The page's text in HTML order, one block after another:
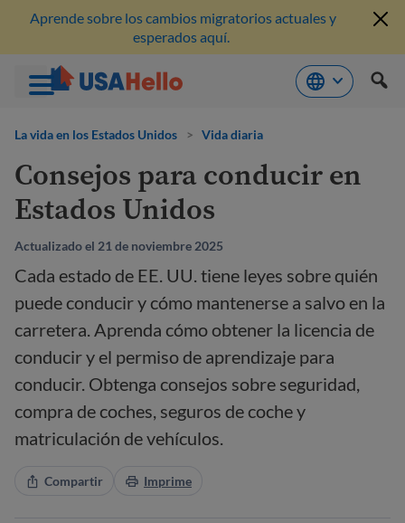
Aprende sobre los cambios migratorios actuales y
esperados aquí.
La vida en los Estados Unidos > Vida diaria
Consejos para conducir en
Estados Unidos
Actualizado el 21 de noviembre 2025
Cada estado de EE. UU. tiene leyes sobre quién
puede conducir y cómo mantenerse a salvo en la
carretera. Aprenda cómo obtener la licencia de
conducir y el permiso de aprendizaje para
conducir. Obtenga consejos sobre seguridad,
compra de coches, seguros de coche y
matriculación de vehículos.
Compartir Imprime